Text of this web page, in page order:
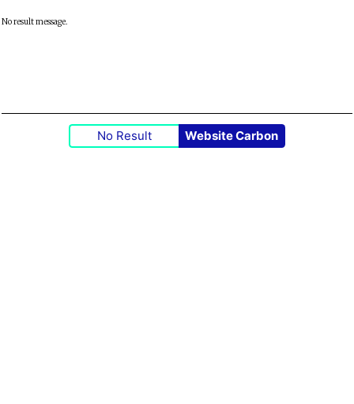
No result message.
No Result Website Carbon